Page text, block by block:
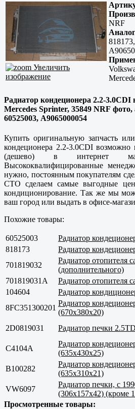
Увеличить
изображение
NRF
Радиатор кондеционера 2.2-
Mercedes Sprinter, 35849 NRF фото,
60525003, A9065000054
Купить оригинальную запчасть
кондеционера 2.2-3.0CDI
(дешево) в интернет
Высококвалифицированные
нужно, постоянным покупателям
СТО сделаем самые выгодные
кондиционирование. Так же мы
ваш город или выдать в офисе-
Похожие товары:
60525003 Радиатор
818173
Радиатор
701819032
Радиатор отопителя
(дополнительного)
701819031А
Радиатор отопителя
104604
Радиатор
8FC351300201
Радиатор
(670x380x20)
2D0819031
Радиатор печки
C4104A
Радиатор
(635x430x25)
B100282
Радиатор
(635x310x21)
VW6097
Радиатор печки, с
(306x157x42) (кроме
Просмотренные товары: